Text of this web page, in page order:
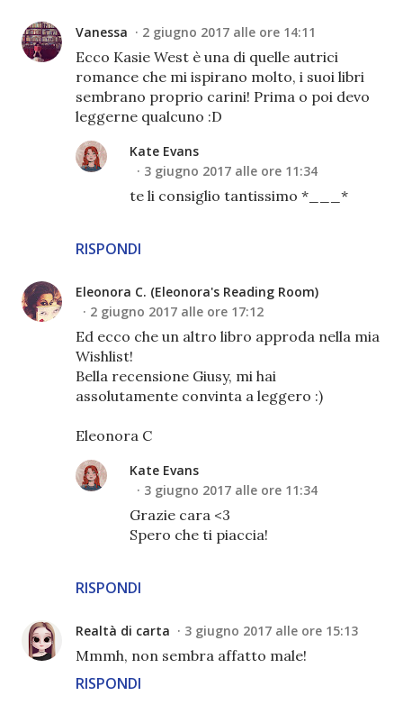
Vanessa 2 giugno 2017 alle ore 14:11
Ecco Kasie West è una di quelle autrici
romance che mi ispirano molto, i suoi libri
sembrano proprio carini! Prima o poi devo
leggerne qualcuno :D
RISPONDI
Kate Evans
3 giugno 2017 alle ore 11:34
te li consiglio tantissimo *___*
Eleonora C. (Eleonora's Reading Room)
2 giugno 2017 alle ore 17:12
Ed ecco che un altro libro approda nella mia
Wishlist!
Bella recensione Giusy, mi hai
assolutamente convinta a leggero :)
Eleonora C
RISPONDI
Kate Evans
3 giugno 2017 alle ore 11:34
Grazie cara <3
Spero che ti piaccia!
Realtà di carta 3 giugno 2017 alle ore 15:13
Mmmh, non sembra affatto male!
RISPONDI